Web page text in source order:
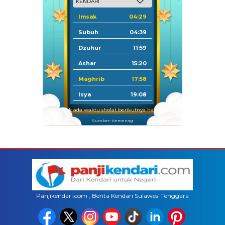
Imsak 04:29
Subuh 04:39
Dzuhur 11:59
Ashar 15:20
Maghrib 17:58
Isya 19:08
Tidak ada waktu sholat berikutnya hari ini.
Sumber: Kemenag
Panjikendari.com , Berita Kendari Sulawesi Tenggara